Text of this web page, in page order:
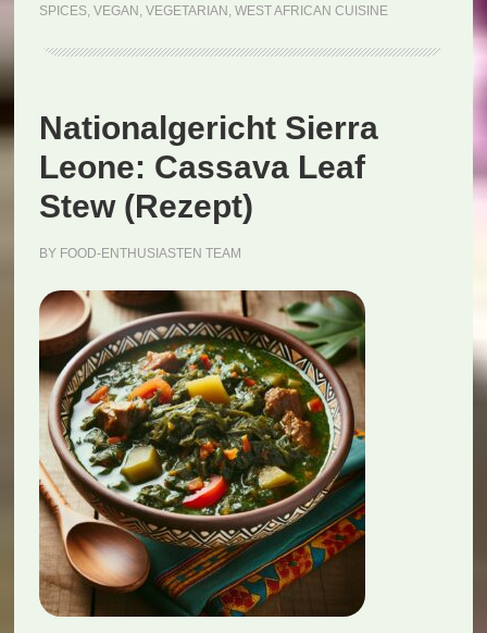
SPICES, VEGAN , VEGETARIAN , WEST AFRICAN CUISINE
Nationalgericht Sierra
Leone: Cassava Leaf
Stew (Rezept)
BY FOOD-ENTHUSIASTEN TEAM